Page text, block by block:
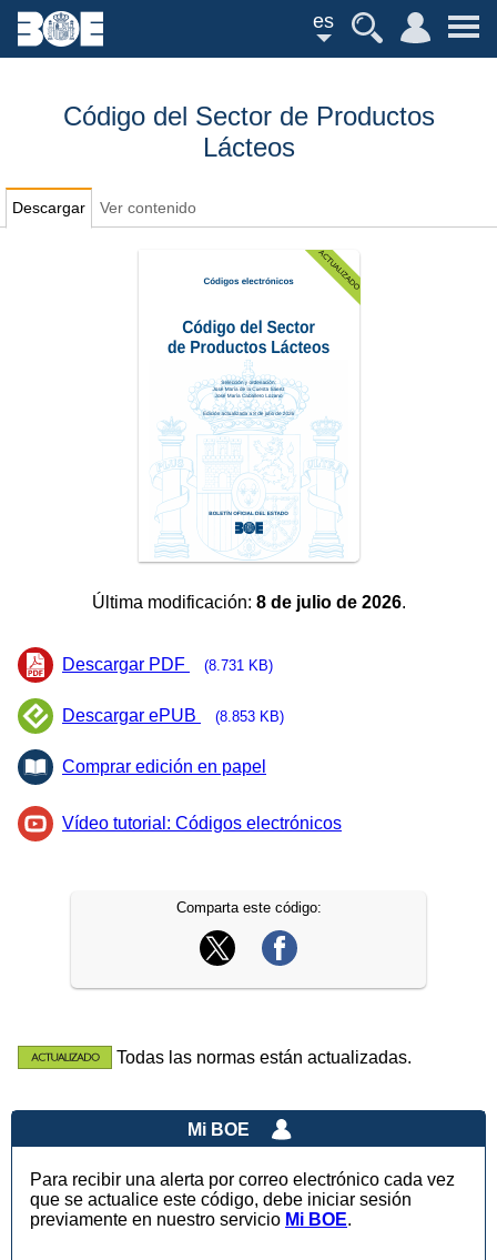
es
Código del Sector de Productos
Lácteos
Descargar Ver contenido
Última modificación: 8 de julio de 2026.
Descargar PDF (8.731 KB)
Descargar ePUB (8.853 KB)
Comprar edición en papel
Vídeo tutorial: Códigos electrónicos
Comparta este código:
Todas las normas están actualizadas.
Mi BOE
Para recibir una alerta por correo electrónico cada vez
que se actualice este código, debe iniciar sesión
previamente en nuestro servicio Mi BOE.